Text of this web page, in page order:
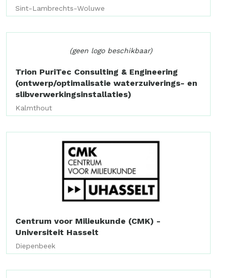
Sint-Lambrechts-Woluwe
(geen logo beschikbaar)
Trion PuriTec Consulting & Engineering
(ontwerp/optimalisatie waterzuiverings- en
slibverwerkingsinstallaties)
Kalmthout
Centrum voor Milieukunde (CMK) -
Universiteit Hasselt
Diepenbeek